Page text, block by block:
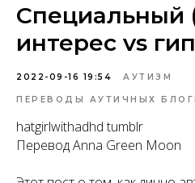
Специальный
интерес vs
2022-09-16 19:54 АУТИЗМ
ПЕРЕВОДЫ АУТИЧНЫХ
hatgirlwithadhd tumblr
Перевод Anna Green Moon